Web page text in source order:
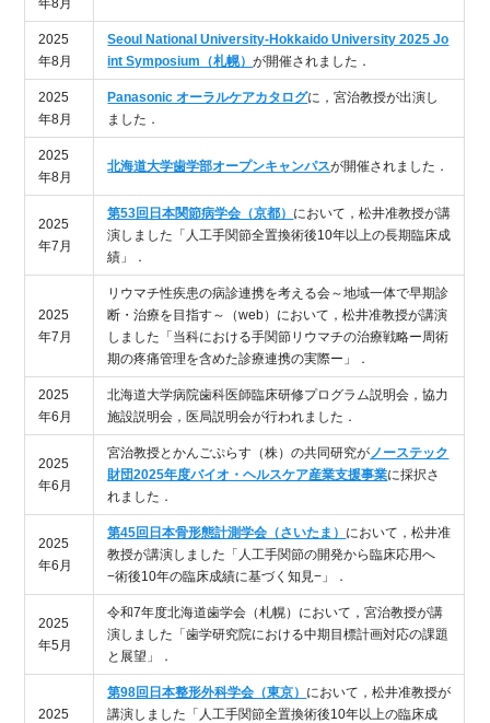
年8月
2025
年8月
Seoul National University-Hokkaido University 2025 Jo
int Symposium（札幌）が開催されました．
2025
年8月
Panasonic オーラルケアカタログに，宮治教授が出演し
ました．
2025
年8月
北海道大学歯学部オープンキャンパスが開催されました．
2025
年7月
第53回日本関節病学会（京都） において，松井准教授が講
演しました「人工手関節全置換術後10年以上の長期臨床成
績」．
2025
年7月
リウマチ性疾患の病診連携を考える会～地域一体で早期診
断・治療を目指す～（web）において，松井准教授が講演
しました「当科における手関節リウマチの治療戦略ー周術
期の疼痛管理を含めた診療連携の実際ー」．
2025
年6月
北海道大学病院歯科医師臨床研修プログラム説明会，協力
施設説明会，医局説明会が行われました．
2025
年6月
宮治教授とかんごぷらす（株）の共同研究がノーステック
財団2025年度バイオ・ヘルスケア産業支援事業に採択さ
れました．
2025
年6月
第45回日本骨形態計測学会（さいたま） において，松井准
教授が講演しました「人工手関節の開発から臨床応用へ
−術後10年の臨床成績に基づく知見−」．
2025
年5月
令和7年度北海道歯学会（札幌）において，宮治教授が講
演しました「歯学研究院における中期目標計画対応の課題
と展望」．
2025
第98回日本整形外科学会（東京） において，松井准教授が
講演しました「人工手関節全置換術後10年以上の臨床成